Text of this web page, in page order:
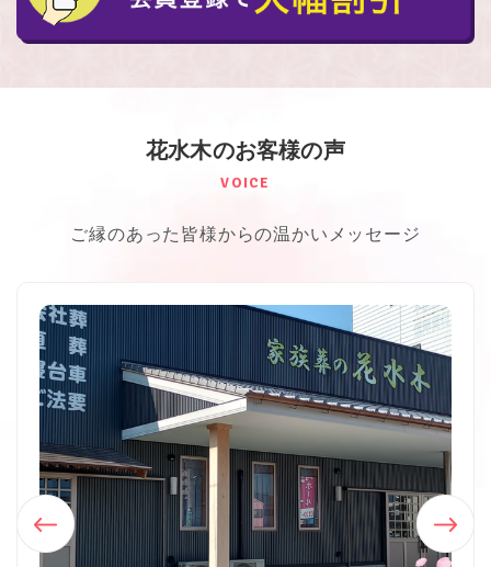
花⽔⽊のお客様の声
VOICE
ご縁のあった皆様からの温かいメッセージ